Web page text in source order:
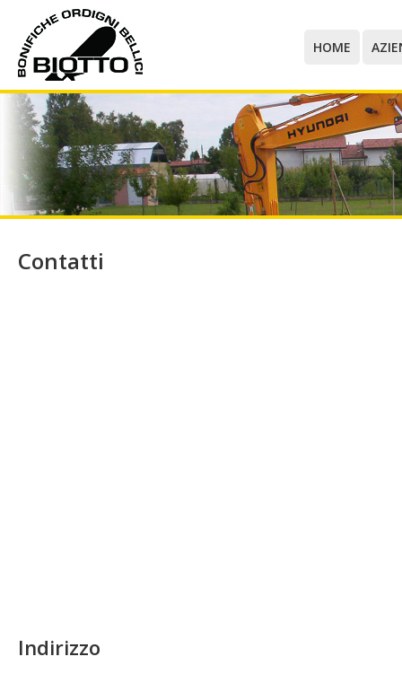
HOME
Contatti
Indirizzo